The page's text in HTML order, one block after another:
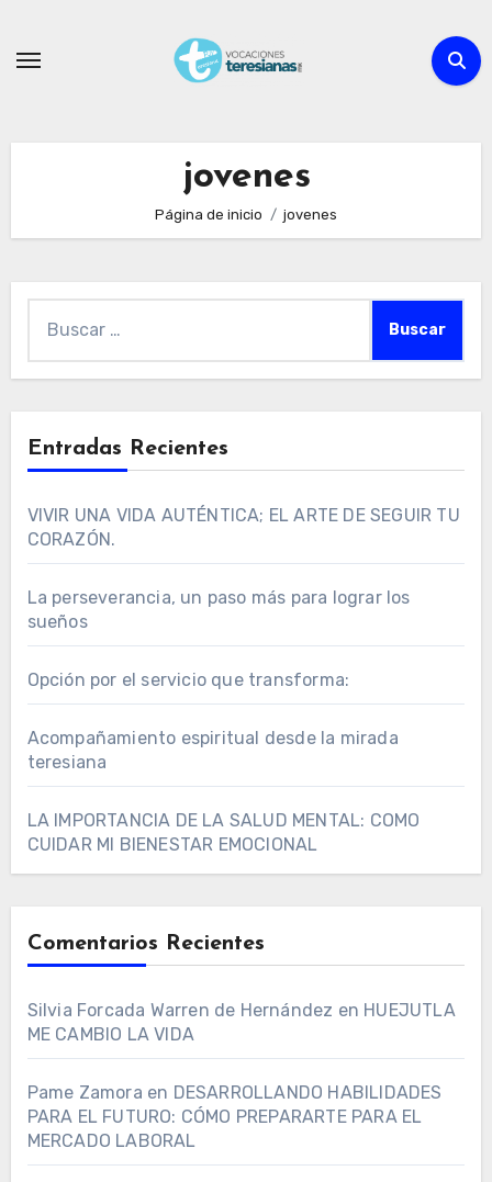
contenido
jovenes
Página de inicio jovenes
Entradas Recientes
VIVIR UNA VIDA AUTÉNTICA; EL ARTE DE SEGUIR TU
CORAZÓN.
La perseverancia, un paso más para lograr los
sueños
Opción por el servicio que transforma:
Acompañamiento espiritual desde la mirada
teresiana
LA IMPORTANCIA DE LA SALUD MENTAL: COMO
CUIDAR MI BIENESTAR EMOCIONAL
Comentarios Recientes
Silvia Forcada Warren de Hernández en HUEJUTLA
ME CAMBIO LA VIDA
Pame Zamora en DESARROLLANDO HABILIDADES
PARA EL FUTURO: CÓMO PREPARARTE PARA EL
MERCADO LABORAL